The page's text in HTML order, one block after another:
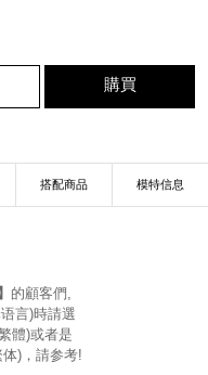
購買
搭配商品 模特信息
的顧客們,
言)時請選
體)或者是
)，請参考!